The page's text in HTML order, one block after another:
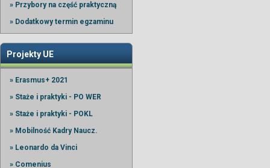
» Przybory na część praktyczną
» Dodatkowy termin egzaminu
Projekty UE
» Erasmus+ 2021
» Staże i praktyki - PO WER
» Staże i praktyki - POKL
» Mobilność Kadry Naucz.
» Leonardo da Vinci
» Comenius